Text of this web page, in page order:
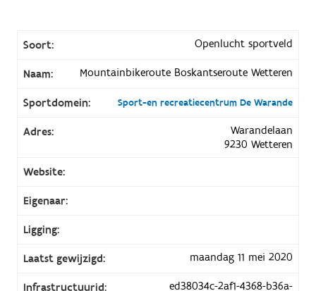
Soort: Openlucht sportveld
Naam: Mountainbikeroute Boskantseroute Wetteren
Sportdomein: Sport-en recreatiecentrum De Warande
Adres:
Warandelaan
9230 Wetteren
Website:
Eigenaar:
Ligging:
Laatst gewijzigd: maandag 11 mei 2020
Infrastructuurid:
ed38034c-2af1-4368-b36a-